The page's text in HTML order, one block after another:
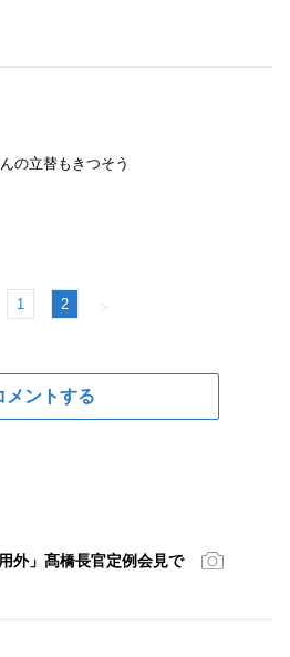
の立替もきつそう
1 2 ＞
メントする
外」髙橋長官定例会見で